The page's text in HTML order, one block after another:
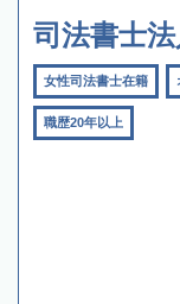
司法書士
女性司法書士在籍
職歴20年以上